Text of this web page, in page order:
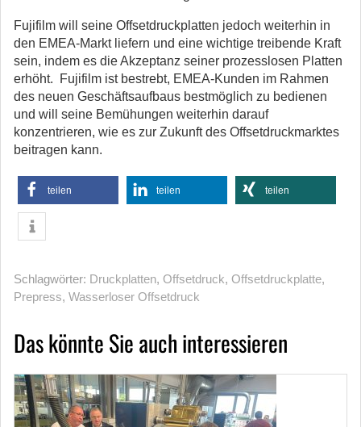
Fujifilm will seine Offsetdruckplatten jedoch weiterhin in
den EMEA-Markt liefern und eine wichtige treibende Kraft
sein, indem es die Akzeptanz seiner prozesslosen Platten
erhöht. Fujifilm ist bestrebt, EMEA-Kunden im Rahmen
des neuen Geschäftsaufbaus bestmöglich zu bedienen
und will seine Bemühungen weiterhin darauf
konzentrieren, wie es zur Zukunft des Offsetdruckmarktes
beitragen kann.
teilen teilen teilen
Schlagwörter: Druckplatten, Offsetdruck, Offsetdruckplatte,
Prepress, Wasserloser Offsetdruck
Das könnte Sie auch interessieren